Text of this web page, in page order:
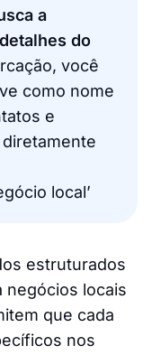
a
do
você
como nome
e
local’
estruturados
negócios locais
que cada
nos